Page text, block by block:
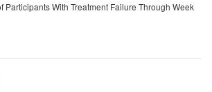
Participants With Treatment Failure Through Week